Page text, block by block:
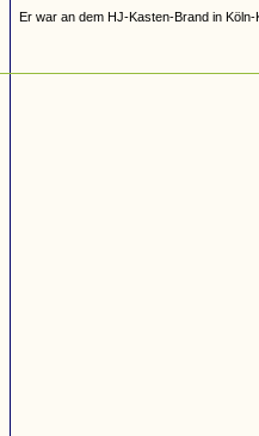
Er war an dem HJ-Kasten-Brand in Köln-